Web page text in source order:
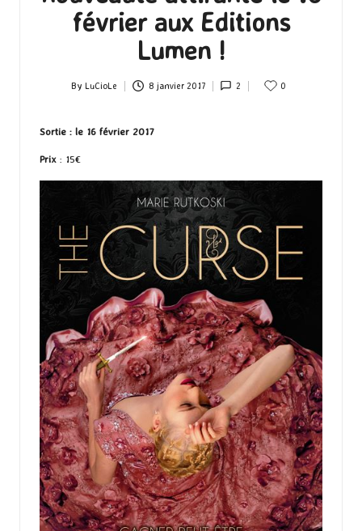
février aux Editions
Lumen !
Posted
By LuCioLe 8 janvier 2017 2 0
Sortie : le 16 février 2017
Prix : 15€